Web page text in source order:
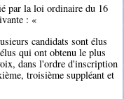
par la loi ordinaire du 16
: «
candidats sont élus
qui ont obtenu le plus
dans l'ordre d'inscription
troisième suppléant et